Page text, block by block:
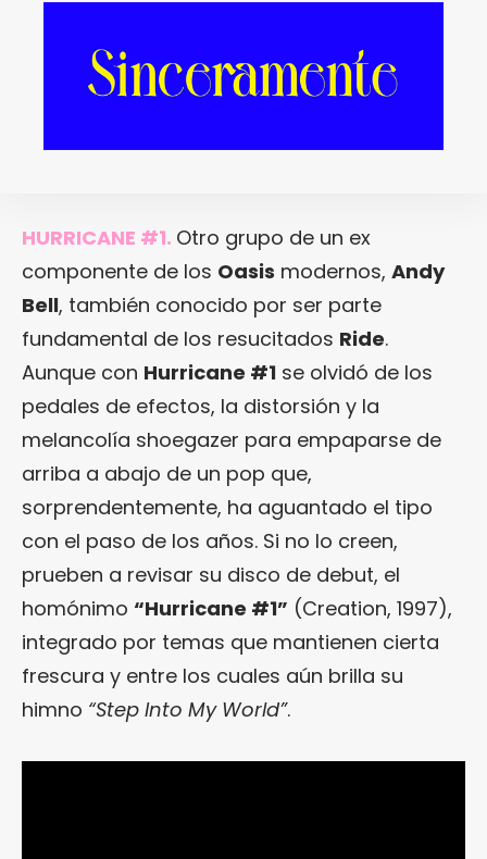
https://www.youtube.com/watch?
v=raO1lmZAKZI
HURRICANE #1. Otro grupo de un ex
componente de los Oasis modernos, Andy
Bell, también conocido por ser parte
fundamental de los resucitados Ride.
Aunque con Hurricane #1 se olvidó de los
pedales de efectos, la distorsión y la
melancolía shoegazer para empaparse de
arriba a abajo de un pop que,
sorprendentemente, ha aguantado el tipo
con el paso de los años. Si no lo creen,
prueben a revisar su disco de debut, el
homónimo “Hurricane #1” (Creation, 1997),
integrado por temas que mantienen cierta
frescura y entre los cuales aún brilla su
himno “Step Into My World”.